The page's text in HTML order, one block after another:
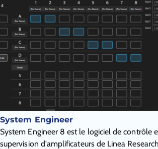
System Engineer
System Engineer 8 est le logiciel de contrôle
supervision d'amplificateurs de Linea